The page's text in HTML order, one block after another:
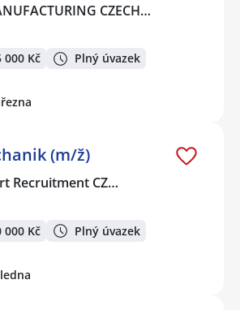
CZECH…
000 Kč Plný úvazek
(m/ž)
Recruitment CZ…
000 Kč Plný úvazek